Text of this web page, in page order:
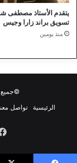
يتقدم الأستاذ مصطفى
تسويق براند زارا وجيس
منذ يومين
الرئيسية
تواصل